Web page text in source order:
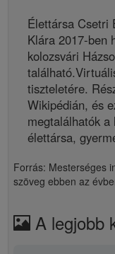
Élettársa Csetri
Klára 2017-ben
kolozsvári
tiszteletére.
Wikipédián, és
megtalálhatók a
élettársa,
Forrás: Mesterséges
szöveg ebben az
A legjobb